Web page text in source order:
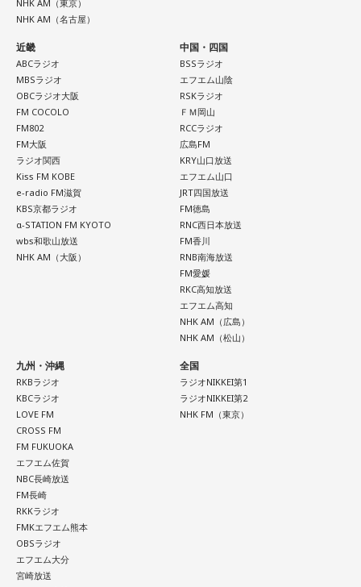
＜かつしかトリオライブ情報＞
『かつしかトリオ COBALT EXPRESS TOUR 2026』
10月24日（土）@東京 かつしかシンフォニーヒルズ モーツ
ァルトホール ※ソールドアウト！
10月31日（土）@福岡 福岡市民ホール 中ホール
11月03日（火・祝）@大阪 森ノ宮ピロティホール
11月07日（土）@愛知 中日ホール
11月13日（金）@東京 東京国際フォーラム ホールC
※ライブの詳細は公式サイトをご確認ください
＜かつしかトリオ プロフィール＞
2021年、初期CASIOPEAに在籍した櫻井哲夫（Ba）、神保 彰
（Dr）、向谷 実（Key）によって結成。2022年に配信された
新曲はiTunes Storeジャズチャート1位を獲得し、全国7か所
のホールツアーは各地で大きな熱狂をもって迎えられた。
2023年、オリジナル1stアルバム『M.R.I_ミライ』を発表。先
行配信したタイトル曲も連続してジャズチャート1位となり、
3度目の全国ツアーはソールドアウト続出。2024年、さらに
突き抜けたサウンドで構築された2ndアルバム『ウチュウノ
アバレンボー』をリリース。それに伴うホールツアーは前回
を大きく上回る動員を記録した。
そして2025年秋には巨匠ドン・マレーをエンジニアに迎えた
LAレコーディングによる3rdアルバム『“Organic” feat. LA
Strings』をリリース。続いておこなわれたツアーも大盛況の
うちに幕を閉じた。続く2026年は台北、ソウルで初の海外公
演を開催。大熱狂の観客はワールドワイドの人気を裏付ける
ものとなった。
ます。また、2026年10月17日（土）には、タワーレコード
哲夫、神保 彰、向谷 実の3人がアルバムに込めた思いなどを
語る、ここでしか聞けない貴重なトークに加え、かつしかト
リオとして初の「サイン握手会」をおこないます。
＜リリースイベント概要＞
イベント内容：かつしかトリオのメンバーによるトーク＆サ
イン握手会
開催日：2026年10月17日（土）
開催時間：14:00スタート（集合時間：13:45）
開催店舗：タワーレコード新宿店 9Fイベントスペース
※詳細は公式サイトをご確認ください
発売日：2026年10月14日（水）
仕様：CD
レーベル：ヤマハミュージックコミュニケーションズ
＜収録曲＞
01. Twilight Run
02. SO-DAYONE !
03. Cobalt Express
04. Marmalade Island
05. Paris-Nice
06. Journey To Aurora
07. Last Train To Summer
AARON / IRIS MONDO / 赤いくらげ / Aki / あたらよ / 雨烏 /
にほへと / weak.butterfly / EMNW / 大宮陽和 / OKYO / 奥崎
海斗 / オハ / omeme tenten / ORCALAND / kasane / 叶夢 /
Gum-9 / ガラクタ / ガラスの靴は落とさない / カラノア /
KI_EN / 来島エル / きばやし / Gyubin / くがあくた / grating
hunny / Grape Kiki / クロムレイリー / GeTO / COPES / ココ
ラシカ / Cosmola / kohamo / ゴホウビ / サカキナオ / THE
KING OF ROOKIE / 佐久間龍星 / TheΣ / 札幌某所 / THE
HAMIDA SHE'S / the bercedes menz / さらさ (Band Set) /
三四少女 / She Side Ship / Jene / chef's / Ciely / シトナユイ
/ 至福ぽんちょ / SYAYOS / 13.3g / Jonah / 杉本ラララ / 鈴木
実貴子ズ / スパノヴァ特急 / speel plaats / 3markets[ ] / セ
カンドバッカー / セブンス・ベガ / Chimothy→ / ちゃくら /
チョーキューメイ / D’ypcys / Tyrkouaz / テレビ大陸音頭 /
Togoz / tonerico / ドミノンストップ / 中島寂 / ニューアヤカ
/ NEK! / ネ★ナイト / Bye-Bye-Handの方程式 / Pastel Tang
Club / パスピエ / harha / HALLEY / Hello Hello / Be my Girl
/ ピストン少女 / HIKKA / 秘めごと / ひゅ〜どろん / POOLS /
FUJIBASE / BLACK BERRY TIMES / a frankenlouie / ブラン
デー戦記 / フリージアン / Voice Connect / the Po / bokula. /
PompadollS / Massclub / まつむら かなう / 丸山純奈 / ミー
マイナー / MisiiN / 皆川溺集合体 / mibuki / muk / Maverick
Mom / meiyo / 名誉伝説 / mekakushe / MONONOKE / 桃色
ドロシー / 808 / yummy'g / 『ユイカ』 / 夕方と猫 / YU’S
(ex.YUTORI-SEDAI) / yutori / 揺らいで凪 / 「夜と同時に、動
き出す。」 / Rip van cats / RIP DISHONOR / リュベンス /
NHK AM（東京）
NHK AM（名古屋）
近畿
ABCラジオ
MBSラジオ
OBCラジオ大阪
FM COCOLO
FM802
FM大阪
ラジオ関西
Kiss FM KOBE
e-radio FM滋賀
KBS京都ラジオ
α-STATION FM KYOTO
wbs和歌山放送
NHK AM（大阪）
中国・四国
BSSラジオ
エフエム山陰
RSKラジオ
ＦＭ岡山
RCCラジオ
広島FM
KRY山口放送
エフエム山口
JRT四国放送
FM徳島
RNC西日本放送
FM香川
RNB南海放送
FM愛媛
RKC高知放送
エフエム高知
NHK AM（広島）
NHK AM（松山）
九州・沖縄
RKBラジオ
KBCラジオ
LOVE FM
CROSS FM
FM FUKUOKA
エフエム佐賀
NBC長崎放送
FM長崎
RKKラジオ
FMKエフエム熊本
OBSラジオ
エフエム大分
宮崎放送
全国
ラジオNIKKEI第1
ラジオNIKKEI第2
NHK FM（東京）